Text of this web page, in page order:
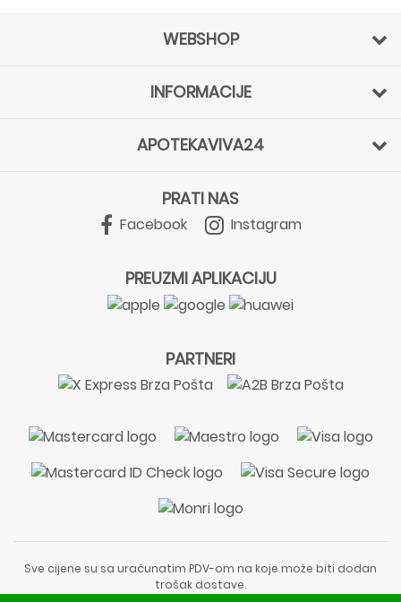
WEBSHOP
INFORMACIJE
APOTEKAVIVA24
PRATI NAS
Facebook Instagram
PREUZMI APLIKACIJU
PARTNERI
Sve cijene su sa uračunatim PDV-om na koje može biti dodan
trošak dostave.